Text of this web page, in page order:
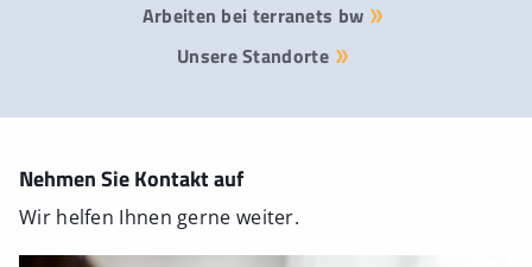
Arbeiten bei terranets bw
Unsere Standorte
Nehmen Sie Kontakt auf
Wir helfen Ihnen gerne weiter.